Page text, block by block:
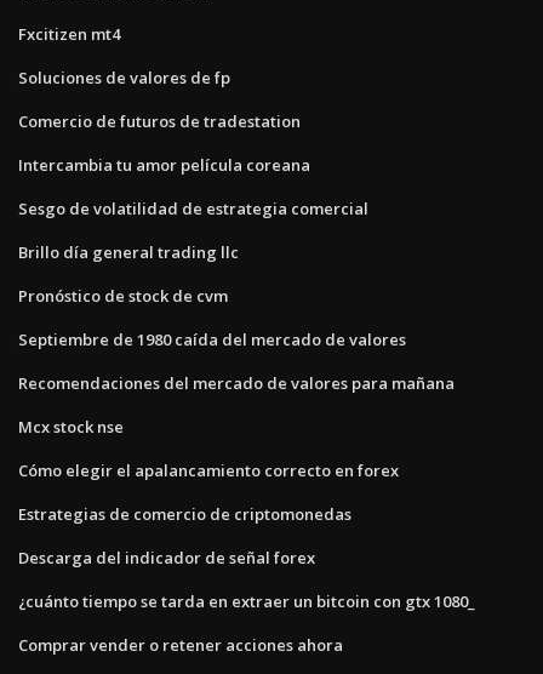
Fxcitizen mt4
Soluciones de valores de fp
Comercio de futuros de tradestation
Intercambia tu amor película coreana
Sesgo de volatilidad de estrategia comercial
Brillo día general trading llc
Pronóstico de stock de cvm
Septiembre de 1980 caída del mercado de valores
Recomendaciones del mercado de valores para mañana
Mcx stock nse
Cómo elegir el apalancamiento correcto en forex
Estrategias de comercio de criptomonedas
Descarga del indicador de señal forex
¿cuánto tiempo se tarda en extraer un bitcoin con gtx 1080_
Comprar vender o retener acciones ahora